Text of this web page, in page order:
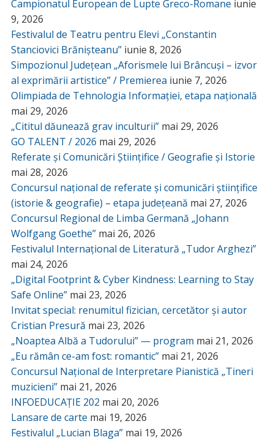
Campionatul European de Lupte Greco-Romane iunie
9, 2026
Festivalul de Teatru pentru Elevi „Constantin
Stanciovici Brănișteanu” iunie 8, 2026
Simpozionul Județean „Aforismele lui Brâncuși – izvor
al exprimării artistice” / Premierea iunie 7, 2026
Olimpiada de Tehnologia Informației, etapa națională
mai 29, 2026
„Cititul dăunează grav inculturii” mai 29, 2026
GO TALENT / 2026 mai 29, 2026
Referate și Comunicări Științifice / Geografie și Istorie
mai 28, 2026
Concursul național de referate și comunicări științifice
(istorie & geografie) – etapa județeană mai 27, 2026
Concursul Regional de Limba Germană „Johann
Wolfgang Goethe” mai 26, 2026
Festivalul Internațional de Literatură „Tudor Arghezi”
mai 24, 2026
„Digital Footprint & Cyber Kindness: Learning to Stay
Safe Online” mai 23, 2026
Invitat special: renumitul fizician, cercetător și autor
Cristian Presură mai 23, 2026
„Noaptea Albă a Tudorului” — program mai 21, 2026
„Eu rămân ce-am fost: romantic” mai 21, 2026
Concursul Național de Interpretare Pianistică „Tineri
muzicieni” mai 21, 2026
INFOEDUCAȚIE 202 mai 20, 2026
Lansare de carte mai 19, 2026
Festivalul „Lucian Blaga” mai 19, 2026